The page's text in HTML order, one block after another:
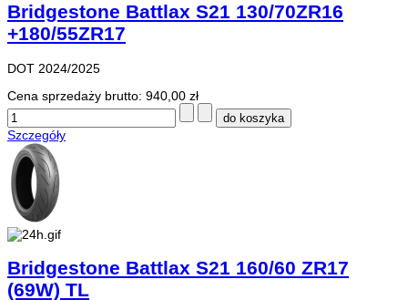
Bridgestone Battlax S21 130/70ZR16
+180/55ZR17
DOT 2024/2025
Cena sprzedaży brutto: 940,00 zł
Szczegóły
Bridgestone Battlax S21 160/60 ZR17
(69W) TL